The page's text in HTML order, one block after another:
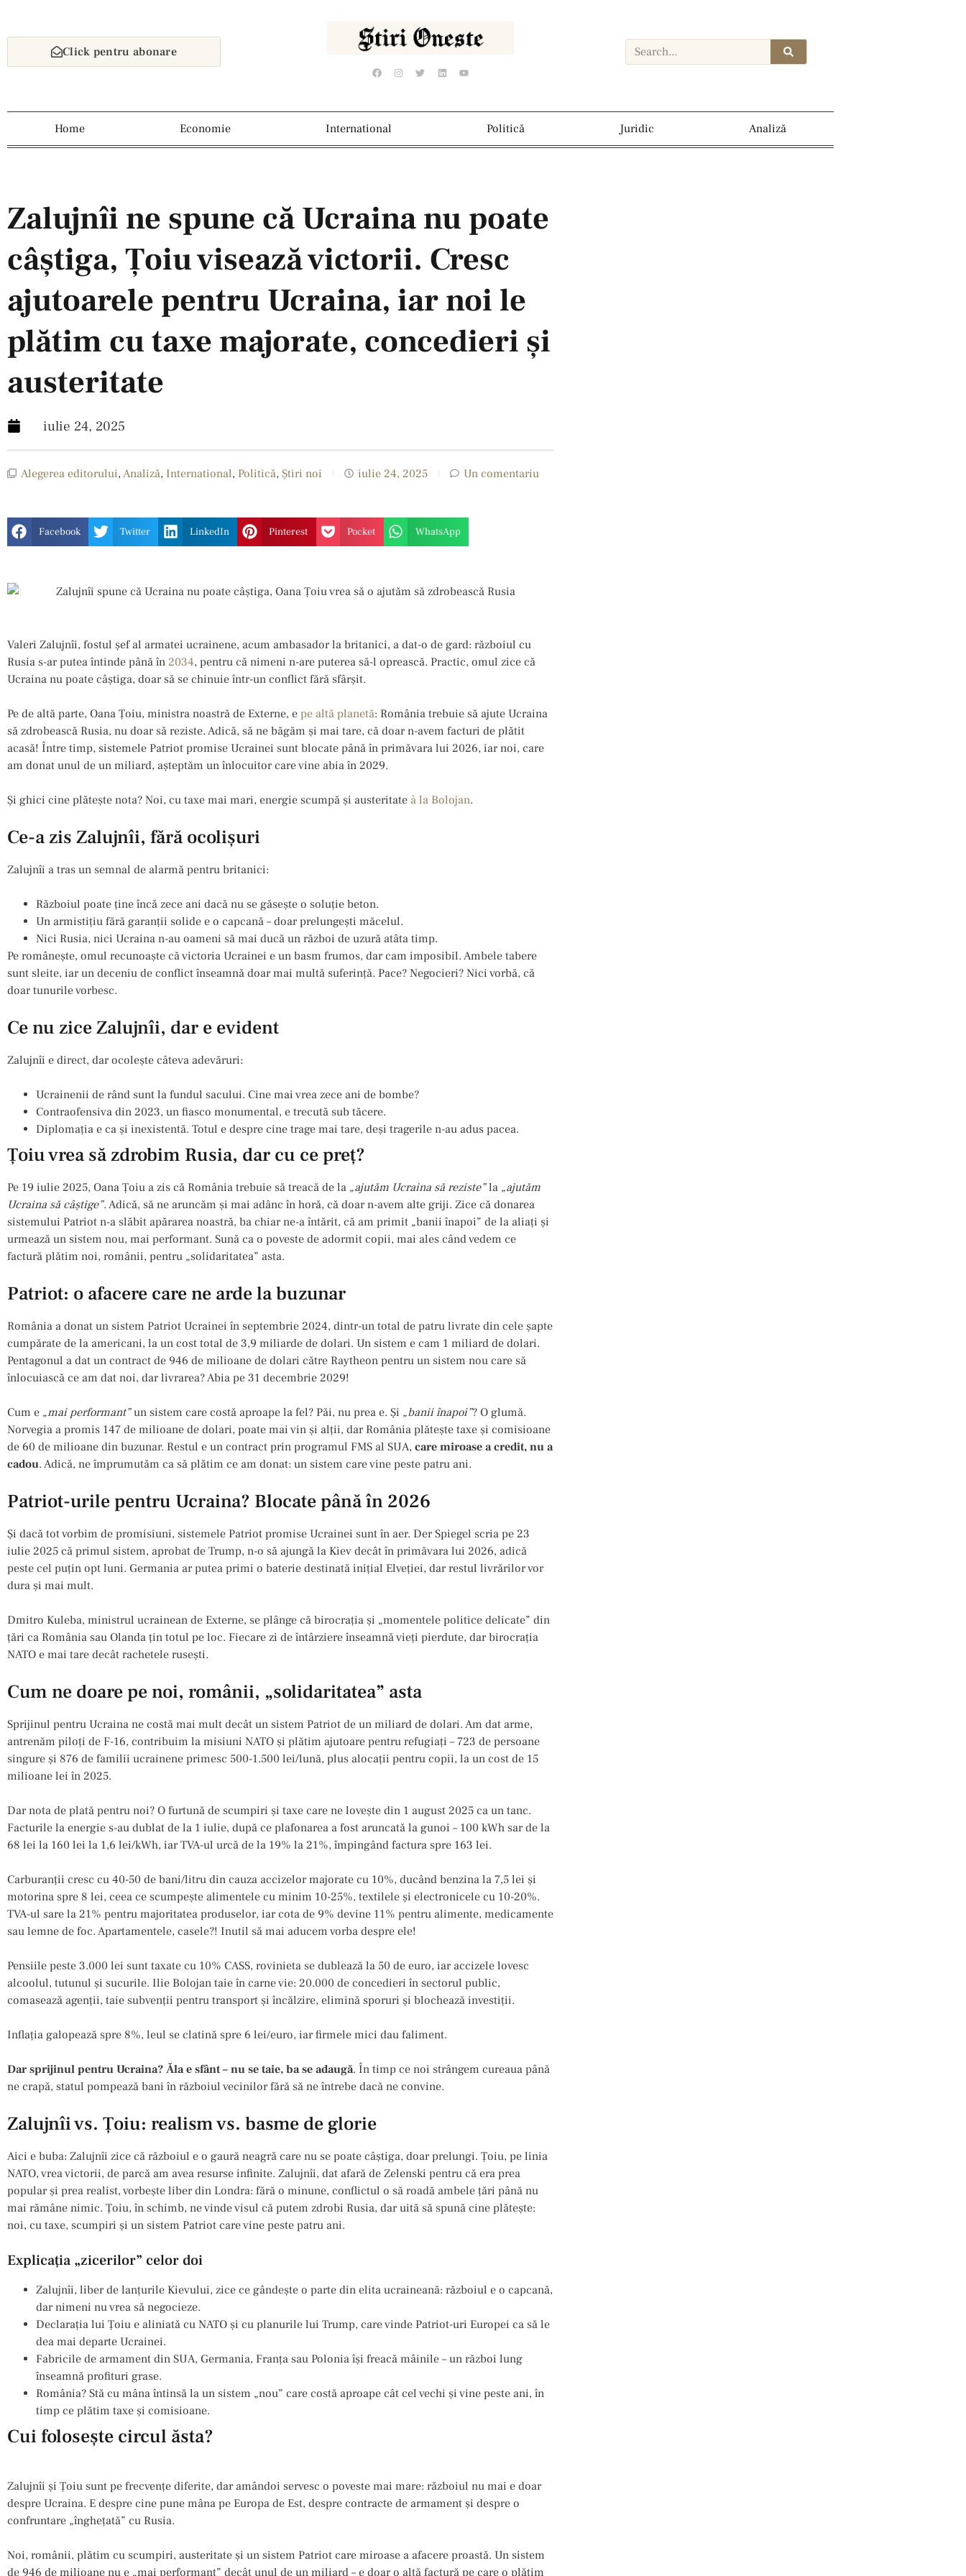
Click pentru abonare
Home Economie International Politică Juridic Analiză
Zalujnîi ne spune că Ucraina nu poate
câștiga, Ţoiu visează victorii. Cresc
ajutoarele pentru Ucraina, iar noi le
plătim cu taxe majorate, concedieri şi
austeritate
iulie 24, 2025
Alegerea editorului, Analiză, International, Politică, Ştiri noi iulie 24, 2025 Un comentariu
Facebook Twitter LinkedIn Pinterest Pocket WhatsApp
Valeri Zalujnîi, fostul şef al armatei ucrainene, acum ambasador la britanici, a dat-o de gard: războiul cu
Rusia s-ar putea întinde până în 2034, pentru că nimeni n-are puterea să-l oprească. Practic, omul zice că
Ucraina nu poate câștiga, doar să se chinuie într-un conflict fără sfârșit.
Pe de altă parte, Oana Ţoiu, ministra noastră de Externe, e pe altă planetă: România trebuie să ajute Ucraina
să zdrobească Rusia, nu doar să reziste. Adică, să ne băgăm și mai tare, că doar n-avem facturi de plătit
acasă! Între timp, sistemele Patriot promise Ucrainei sunt blocate până în primăvara lui 2026, iar noi, care
am donat unul de un miliard, așteptăm un înlocuitor care vine abia în 2029.
Și ghici cine plătește nota? Noi, cu taxe mai mari, energie scumpă și austeritate à la Bolojan.
Ce-a zis Zalujnîi, fără ocolișuri
Zalujnîi a tras un semnal de alarmă pentru britanici:
Războiul poate ține încă zece ani dacă nu se găsește o soluție beton.
Un armistițiu fără garanții solide e o capcană – doar prelungești măcelul.
Nici Rusia, nici Ucraina n-au oameni să mai ducă un război de uzură atâta timp.
Pe românește, omul recunoaște că victoria Ucrainei e un basm frumos, dar cam imposibil. Ambele tabere
sunt sleite, iar un deceniu de conflict înseamnă doar mai multă suferință. Pace? Negocieri? Nici vorbă, că
doar tunurile vorbesc.
Ce nu zice Zalujnîi, dar e evident
Zalujnîi e direct, dar ocolește câteva adevăruri:
Ucrainenii de rând sunt la fundul sacului. Cine mai vrea zece ani de bombe?
Contraofensiva din 2023, un fiasco monumental, e trecută sub tăcere.
Diplomația e ca și inexistentă. Totul e despre cine trage mai tare, deși tragerile n-au adus pacea.
Ţoiu vrea să zdrobim Rusia, dar cu ce preț?
Pe 19 iulie 2025, Oana Ţoiu a zis că România trebuie să treacă de la „ajutăm Ucraina să reziste”la „ajutăm
Ucraina să câştige”. Adică, să ne aruncăm și mai adânc în horă, că doar n-avem alte griji. Zice că donarea
sistemului Patriot n-a slăbit apărarea noastră, ba chiar ne-a întărit, că am primit „banii înapoi” de la aliați și
urmează un sistem nou, mai performant. Sună ca o poveste de adormit copii, mai ales când vedem ce
factură plătim noi, românii, pentru „solidaritatea” asta.
Patriot: o afacere care ne arde la buzunar
România a donat un sistem Patriot Ucrainei în septembrie 2024, dintr-un total de patru livrate din cele șapte
cumpărate de la americani, la un cost total de 3,9 miliarde de dolari. Un sistem e cam 1 miliard de dolari.
Pentagonul a dat un contract de 946 de milioane de dolari către Raytheon pentru un sistem nou care să
înlocuiască ce am dat noi, dar livrarea? Abia pe 31 decembrie 2029!
Cum e „mai performant”un sistem care costă aproape la fel? Păi, nu prea e. Şi „banii înapoi”? O glumă.
Norvegia a promis 147 de milioane de dolari, poate mai vin și alții, dar România plătește taxe și comisioane
de 60 de milioane din buzunar. Restul e un contract prin programul FMS al SUA, care miroase a credit, nu a
cadou. Adică, ne împrumutăm ca să plătim ce am donat: un sistem care vine peste patru ani.
Patriot-urile pentru Ucraina? Blocate până în 2026
Şi dacă tot vorbim de promisiuni, sistemele Patriot promise Ucrainei sunt în aer. Der Spiegel scria pe 23
iulie 2025 că primul sistem, aprobat de Trump, n-o să ajungă la Kiev decât în primăvara lui 2026, adică
peste cel puțin opt luni. Germania ar putea primi o baterie destinată inițial Elveției, dar restul livrărilor vor
dura și mai mult.
Dmitro Kuleba, ministrul ucrainean de Externe, se plânge că birocrația și „momentele politice delicate” din
țări ca România sau Olanda țin totul pe loc. Fiecare zi de întârziere înseamnă vieți pierdute, dar birocrația
NATO e mai tare decât rachetele rusești.
Cum ne doare pe noi, românii, „solidaritatea” asta
Sprijinul pentru Ucraina ne costă mai mult decât un sistem Patriot de un miliard de dolari. Am dat arme,
antrenăm piloți de F-16, contribuim la misiuni NATO și plătim ajutoare pentru refugiați – 723 de persoane
singure și 876 de familii ucrainene primesc 500-1.500 lei/lună, plus alocații pentru copii, la un cost de 15
milioane lei în 2025.
Dar nota de plată pentru noi? O furtună de scumpiri și taxe care ne lovește din 1 august 2025 ca un tanc.
Facturile la energie s-au dublat de la 1 iulie, după ce plafonarea a fost aruncată la gunoi – 100 kWh sar de la
68 lei la 160 lei la 1,6 lei/kWh, iar TVA-ul urcă de la 19% la 21%, împingând factura spre 163 lei.
Carburanții cresc cu 40-50 de bani/litru din cauza accizelor majorate cu 10%, ducând benzina la 7,5 lei și
motorina spre 8 lei, ceea ce scumpește alimentele cu minim 10-25%, textilele și electronicele cu 10-20%.
TVA-ul sare la 21% pentru majoritatea produselor, iar cota de 9% devine 11% pentru alimente, medicamente
sau lemne de foc. Apartamentele, casele?! Inutil să mai aducem vorba despre ele!
Pensiile peste 3.000 lei sunt taxate cu 10% CASS, rovinieta se dublează la 50 de euro, iar accizele lovesc
alcoolul, tutunul și sucurile. Ilie Bolojan taie în carne vie: 20.000 de concedieri în sectorul public,
comasează agenții, taie subvenții pentru transport și încălzire, elimină sporuri și blochează investiții.
Inflația galopează spre 8%, leul se clatină spre 6 lei/euro, iar firmele mici dau faliment.
Dar sprijinul pentru Ucraina? Ăla e sfânt – nu se taie, ba se adaugă. În timp ce noi strângem cureaua până
ne crapă, statul pompează bani în războiul vecinilor fără să ne întrebe dacă ne convine.
Zalujnîi vs. Ţoiu: realism vs. basme de glorie
Aici e buba: Zalujnîi zice că războiul e o gaură neagră care nu se poate câștiga, doar prelungi. Ţoiu, pe linia
NATO, vrea victorii, de parcă am avea resurse infinite. Zalujnîi, dat afară de Zelenski pentru că era prea
popular și prea realist, vorbește liber din Londra: fără o minune, conflictul o să roadă ambele țări până nu
mai rămâne nimic. Ţoiu, în schimb, ne vinde visul că putem zdrobi Rusia, dar uită să spună cine plătește:
noi, cu taxe, scumpiri și un sistem Patriot care vine peste patru ani.
Explicaţia „zicerilor” celor doi
Zalujnîi, liber de lanțurile Kievului, zice ce gândește o parte din elita ucraineană: războiul e o capcană,
dar nimeni nu vrea să negocieze.
Declarația lui Ţoiu e aliniată cu NATO și cu planurile lui Trump, care vinde Patriot-uri Europei ca să le
dea mai departe Ucrainei.
Fabricile de armament din SUA, Germania, Franța sau Polonia îşi freacă mâinile – un război lung
înseamnă profituri grase.
România? Stă cu mâna întinsă la un sistem „nou” care costă aproape cât cel vechi și vine peste ani, în
timp ce plătim taxe și comisioane.
Cui folosește circul ăsta?
Zalujnîi și Ţoiu sunt pe frecvențe diferite, dar amândoi servesc o poveste mai mare: războiul nu mai e doar
despre Ucraina. E despre cine pune mâna pe Europa de Est, despre contracte de armament și despre o
confruntare „înghețată” cu Rusia.
Noi, românii, plătim cu scumpiri, austeritate și un sistem Patriot care miroase a afacere proastă. Un sistem
de 946 de milioane nu e „mai performant” decât unul de un miliard – e doar o altă factură pe care o plătim